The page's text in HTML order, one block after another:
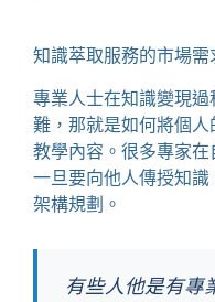
知識萃取服務的市場需
專業人士在知識變現過
難，那就是如何將個
教學內容。很多專家
一旦要向他人傳授知
架構規劃。
有些人他是有專